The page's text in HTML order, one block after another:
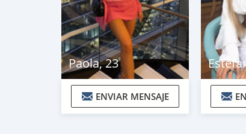
Paola,23
ENVIAR MENSAJE